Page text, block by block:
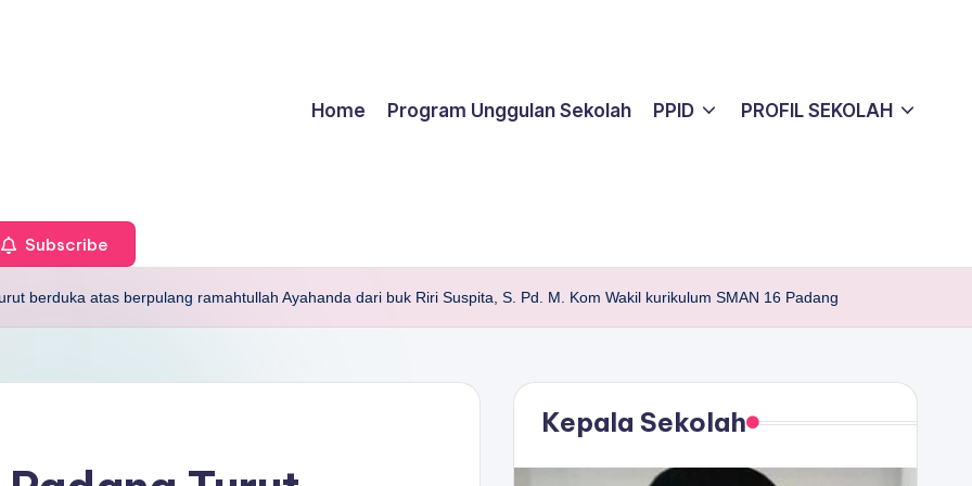
Home Program Unggulan Sekolah PPID PROFIL SEKOLAH
Subscribe
berduka atas berpulang ramahtullah Ayahanda dari buk Riri Suspita, S. Pd. M. Kom Wakil kurikulum SMAN 16 Padang
Kepala Sekolah